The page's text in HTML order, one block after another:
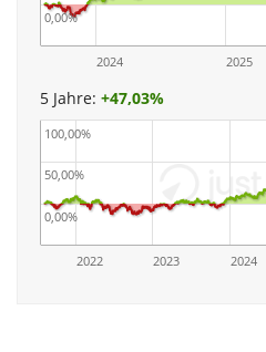
2024 2025
0,00%
5 Jahre: +47,03%
2022 2023 2024
0,00%
50,00%
100,00%